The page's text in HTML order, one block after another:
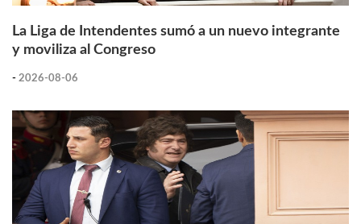
La Liga de Intendentes sumó a un nuevo integrante
y moviliza al Congreso
- 2026-08-06